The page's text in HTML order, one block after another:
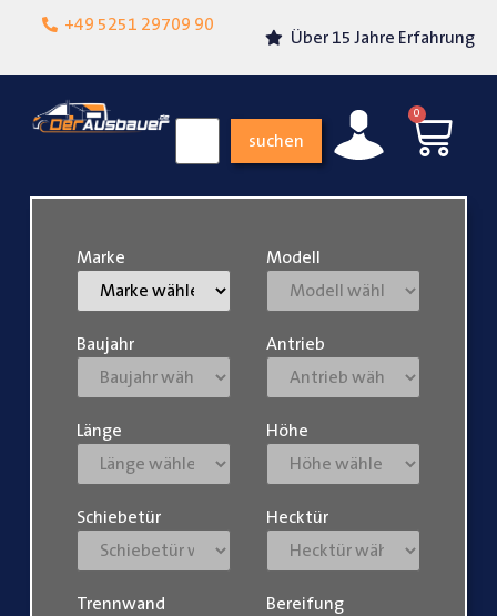
+49 5251 29709 90
Lokalgeschäft in
Über 15 Jahre Erfahrung
suchen
0
Marke Modell
Baujahr Antrieb
Länge Höhe
Schiebetür Hecktür
Trennwand Bereifung